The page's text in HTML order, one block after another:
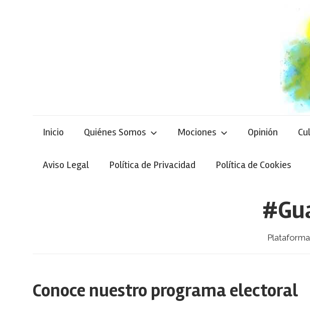
Inicio Quiénes Somos Mociones Opinión
Aviso Legal Política de Privacidad Política de Cookies
Conoce nuestro programa electoral